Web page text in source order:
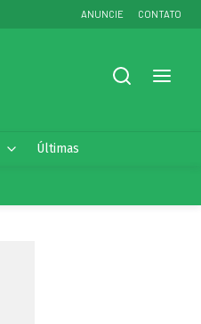
ANUNCIE CONTATO
Últimas